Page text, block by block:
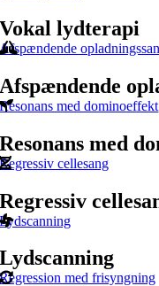
Vokal lydterapi
Afspændende
Afspændende
Resonans med
Resonans med dominoeffekt
Regressiv
Regressiv cellesang
Lydscanning
Lydscanning
Regression med frisyngning